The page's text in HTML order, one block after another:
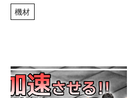
機材